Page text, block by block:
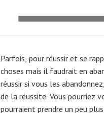
Parfois, pour réussir et se
choses mais il faudrait en
réussir si vous les
de la réussite. Vous pourriez
pourraient prendre un peu